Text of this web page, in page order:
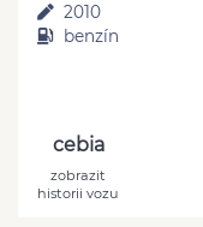
2010
benzín
cebia
zobrazit
historii vozu